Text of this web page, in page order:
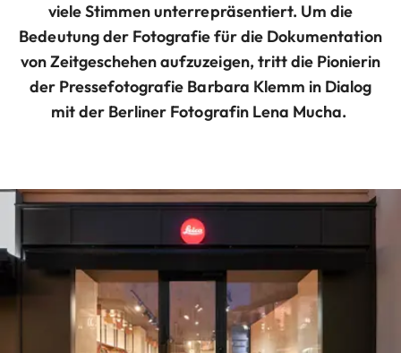
viele Stimmen unterrepräsentiert. Um die
Bedeutung der Fotografie für die Dokumentation
von Zeitgeschehen aufzuzeigen, tritt die Pionierin
der Pressefotografie Barbara Klemm in Dialog
mit der Berliner Fotografin Lena Mucha.